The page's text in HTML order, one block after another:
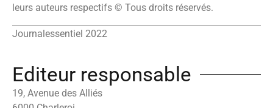
leurs auteurs respectifs © Tous droits réservés.
Journalessentiel 2022
Editeur responsable
19, Avenue des Alliés